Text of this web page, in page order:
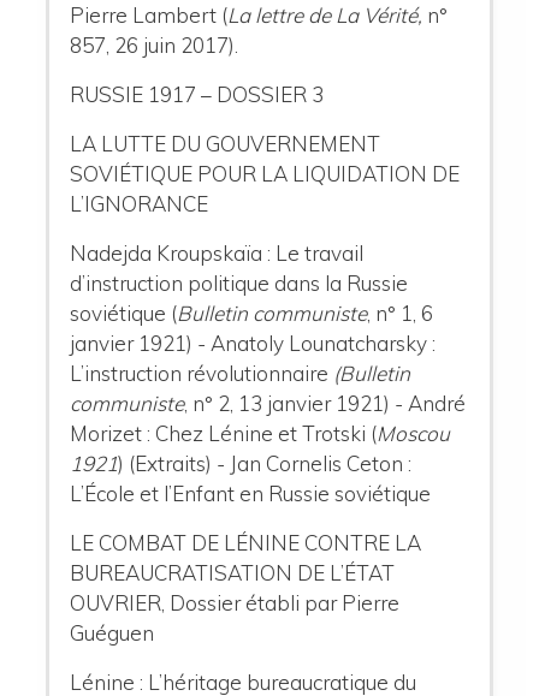
Pierre Lambert (La lettre de La Vérité, n°
857, 26 juin 2017).
RUSSIE 1917 – DOSSIER 3
LA LUTTE DU GOUVERNEMENT
SOVIÉTIQUE POUR LA LIQUIDATION DE
L’IGNORANCE
Nadejda Kroupskaïa : Le travail
d’instruction politique dans la Russie
soviétique (Bulletin communiste, n° 1, 6
janvier 1921) - Anatoly Lounatcharsky :
L’instruction révolutionnaire (Bulletin
communiste, n° 2, 13 janvier 1921) - André
Morizet : Chez Lénine et Trotski (Moscou
1921) (Extraits) - Jan Cornelis Ceton :
L’École et l’Enfant en Russie soviétique
LE COMBAT DE LÉNINE CONTRE LA
BUREAUCRATISATION DE L’ÉTAT
OUVRIER, Dossier établi par Pierre
Guéguen
Lénine : L’héritage bureaucratique du